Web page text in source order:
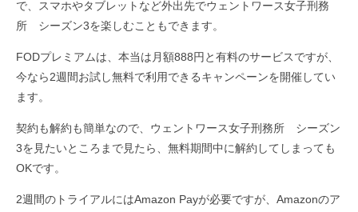
で、スマホやタブレットなど外出先でウェントワース女子刑務
所 シーズン3を楽しむこともできます。
FODプレミアムは、本当は月額888円と有料のサービスですが、
今なら2週間お試し無料で利用できるキャンペーンを開催してい
ます。
契約も解約も簡単なので、ウェントワース女子刑務所 シーズン
3を見たいところまで見たら、無料期間中に解約してしまっても
OKです。
2週間のトライアルにはAmazon Payが必要ですが、Amazonのア